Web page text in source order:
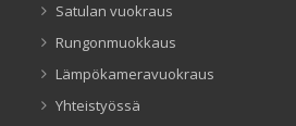
Satulan vuokraus
Rungonmuokkaus
Lämpökameravuokraus
Yhteistyössä